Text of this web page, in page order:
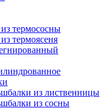
термососны
термоясеня
из лиственницы
из сосны